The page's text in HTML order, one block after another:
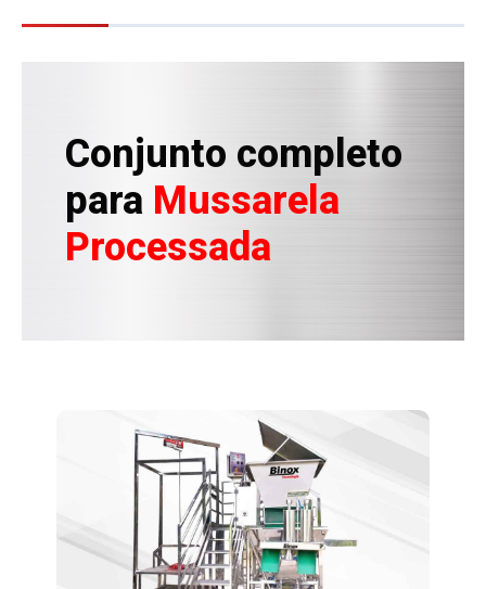
Conjunto completo
para Mussarela
Processada